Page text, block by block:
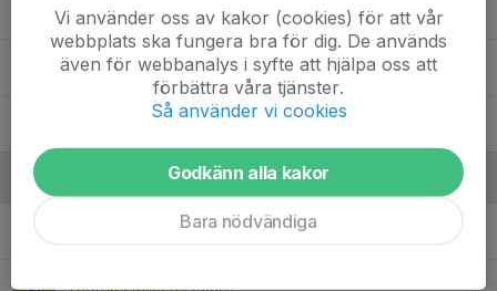
Oliver Ingvarsson
Rio Wallman
William Kvarsell
Ledare
Ledare
Vi använder oss av kakor (cookies) för att vår
webbplats ska fungera bra för dig. De används
även för webbanalys i syfte att hjälpa oss att
förbättra våra tjänster.
Så använder vi cookies
Godkänn alla kakor
Bara nödvändiga